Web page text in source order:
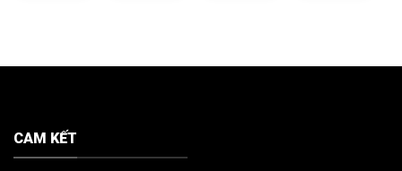
CAM KẾT